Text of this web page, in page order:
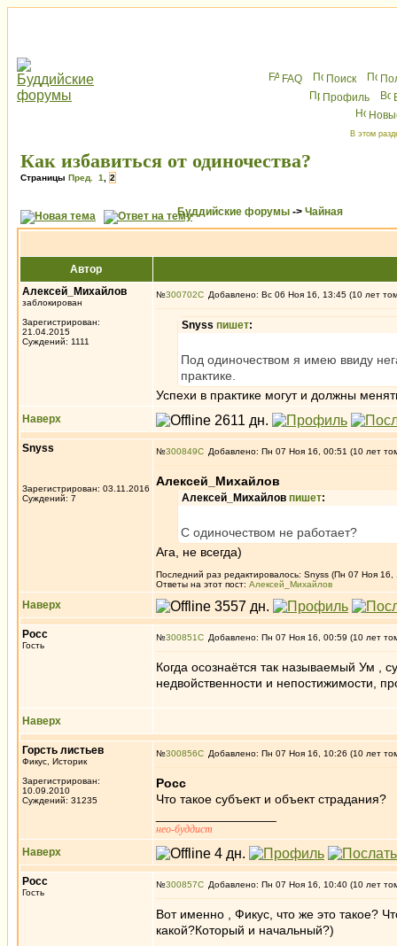
FAQ Поиск
Профиль
В этом
Как избавиться от одиночества?
Страницы Пред. 1 2
Буддийские форумы -> Чайная
Автор
Алексей_Михайлов
заблокирован
Зарегистрирован:
21.04.2015
Суждений: 1111
№300702 Добавлено: Вс 06 Ноя 16, 13:45 (10 лет
Snyss пишет:
Под одиночеством я имею ввиду
практике.
Успехи в практике могут и должны
Наверх
Snyss
Зарегистрирован: 03.11.2016
Суждений: 7
№300849 Добавлено: Пн 07 Ноя 16, 00:51 (10 лет
Алексей_Михайлов
Алексей_Михайлов пишет:
С одиночеством не работает?
Ага, не всегда)
Последний раз редактировалось: Snyss (Пн 07 Ноя 16,
Ответы на этот пост: Алексей_Михайлов
Наверх
Росс
Гость
№300851 Добавлено: Пн 07 Ноя 16, 00:59 (10 лет
Когда осознаётся так называемый Ум ,
недвойственности и непостижимости,
Наверх
Горсть листьев
Фикус, Историк
Зарегистрирован:
10.09.2010
Суждений: 31235
№300856 Добавлено: Пн 07 Ноя 16, 10:26 (10 лет
Росс
Что такое субъект и объект страдания?
нео-буддист
Наверх
Росс
Гость
№300857 Добавлено: Пн 07 Ноя 16, 10:40 (10 лет
Вот именно , Фикус, что же это такое?
какой?Который и начальный?)